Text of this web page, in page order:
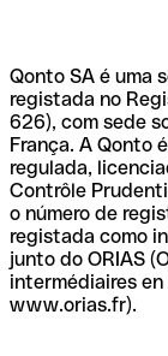
Qonto SA é uma
registada no
626), com sede
França. A Qonto
regulada,
Contrôle
o número de
registada como
junto do ORIAS
intermédiaires
www.orias.fr).